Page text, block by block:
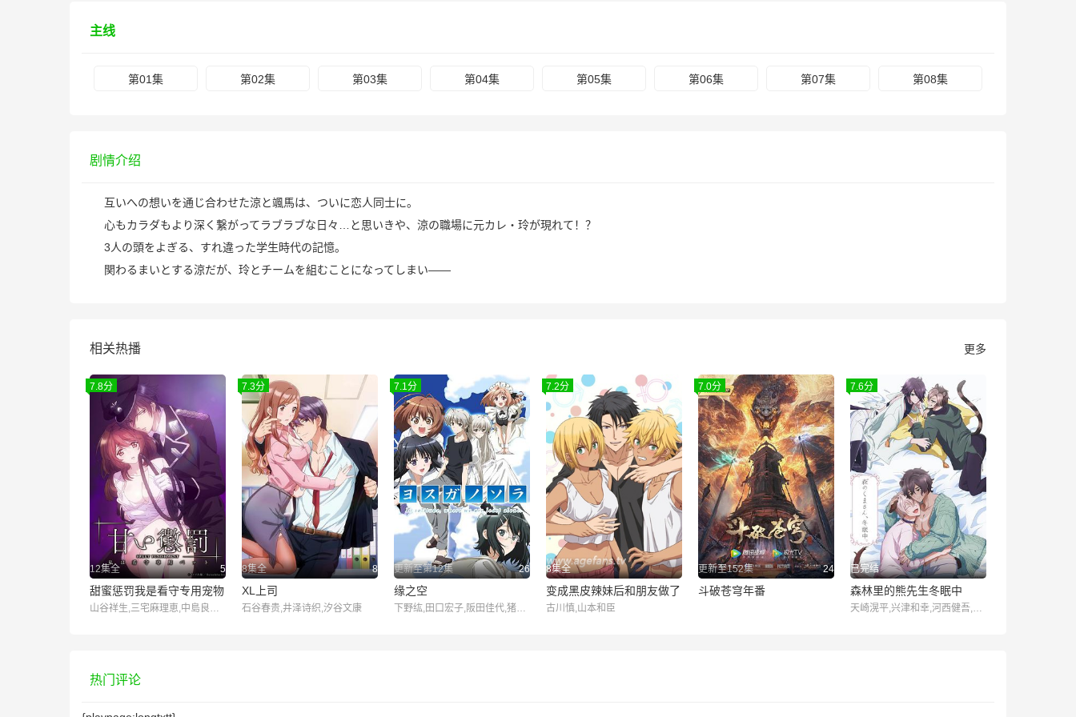
主线
第01集 第02集 第03集 第04集 第05集 第06集 第07集 第08集
剧情介绍
互いへの想いを通じ合わせた涼と颯馬は、ついに恋人同士に。
心もカラダもより深く繋がってラブラブな日々…と思いきや、涼の職場に元カレ・玲が現れて！？
3人の頭をよぎる、すれ違った学生時代の記憶。
関わるまいとする涼だが、玲とチームを組むことになってしまい――
相关热播 更多
7.8分
12集全 5
甜蜜惩罚我是看守专用宠物
山谷祥生,三宅麻理恵,中島良樹,酒井廣大,石谷春贵
7.3分
8集全 8
XL上司
石谷春贵,井泽诗织,汐谷文康
7.1分
更新至第12集 26
缘之空
下野纮,田口宏子,阪田佳代,猪口有佳,小野涼子
7.2分
8集全
变成黑皮辣妹后和朋友做了
古川慎,山本和臣
7.0分
更新至152集 24
斗破苍穹年番
7.6分
已完结
森林里的熊先生冬眠中
天崎滉平,兴津和幸,河西健吾,山下诚一郎
热门评论